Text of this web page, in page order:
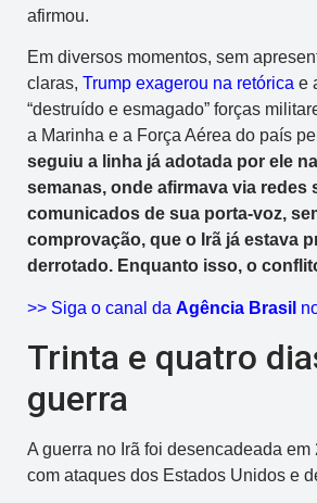
afirmou.
Em diversos momentos, sem
claras, Trump exagerou na retórica e
“destruído e esmagado” forças
a Marinha e a Força Aérea do país
seguiu a linha já adotada por ele
semanas, onde afirmava via redes
comunicados de sua porta-voz,
comprovação, que o Irã já estava
derrotado. Enquanto isso, o
>> Siga o canal da Agência Brasil
Trinta e quatro
guerra
A guerra no Irã foi desencadeada em
com ataques dos Estados Unidos e